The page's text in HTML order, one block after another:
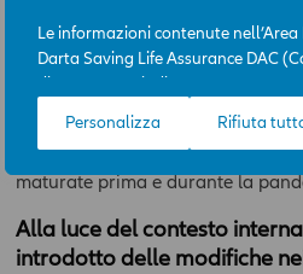
Le informazioni contenute
Darta Saving Life Assurance DAC
diversamente indicato. L’Area
all’Area News e l’utilizzo delle
Compagnia potrà, in qualunque
le modalità funzionali ed operative
diritto di modificare, limitare e/o
Personalizza Rifiuta
Partnership for global New Work
quanto osservato da studi e
ha lanciato il nuovo standard
che prevede diriformulare
lavorativotenendo in
maturate prima e durante la
Alla luce del contesto
introdotto delle modifiche